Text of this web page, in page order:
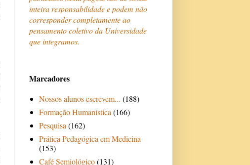
inteira responsabilidade e podem não
corresponder completamente ao
pensamento coletivo da Universidade
que integramos.
Marcadores
Nossos alunos escrevem... (188)
Formação Humanística (166)
Pesquisa (162)
Prática Pedagógica em Medicina
(153)
Café Semiológico(131)